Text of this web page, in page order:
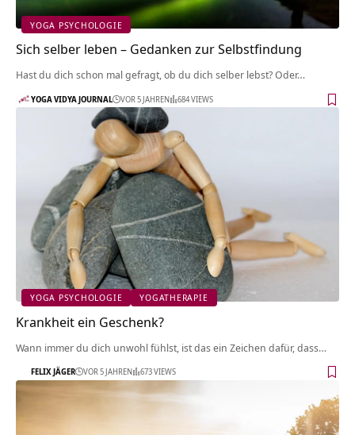
YOGA PSYCHOLOGIE
Sich selber leben – Gedanken zur Selbstfindung
Hast du dich schon mal gefragt, ob du dich selber lebst? Oder…
YOGA VIDYA JOURNAL VOR 5 JAHREN 684 VIEWS
YOGA PSYCHOLOGIE YOGATHERAPIE
Krankheit ein Geschenk?
Wann immer du dich unwohl fühlst, ist das ein Zeichen dafür, dass…
FELIX JÄGER VOR 5 JAHREN 673 VIEWS